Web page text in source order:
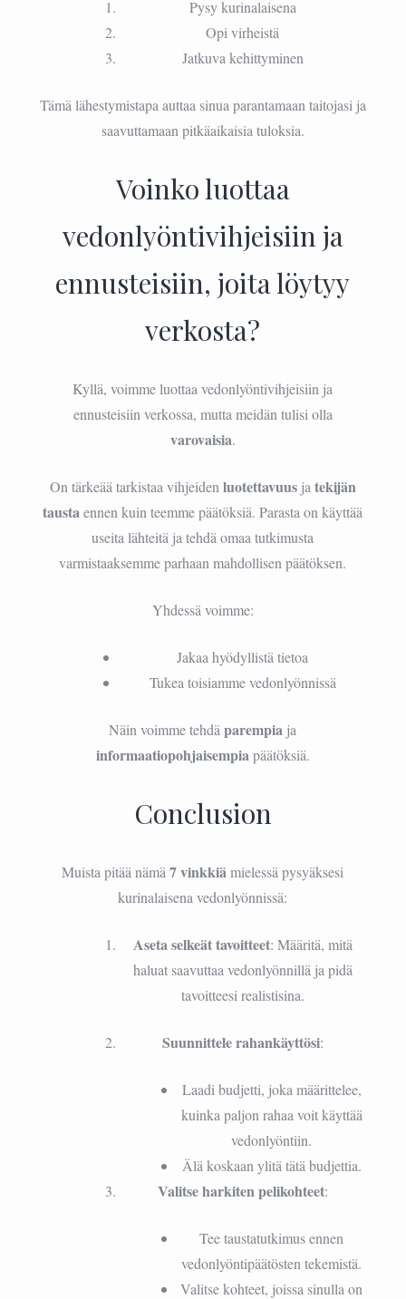
Pysy kurinalaisena
Opi virheistä
Jatkuva kehittyminen
Tämä lähestymistapa auttaa sinua parantamaan taitojasi ja
saavuttamaan pitkäaikaisia tuloksia.
Voinko luottaa
vedonlyöntivihjeisiin ja
ennusteisiin, joita löytyy
verkosta?
Kyllä, voimme luottaa vedonlyöntivihjeisiin ja
ennusteisiin verkossa, mutta meidän tulisi olla
varovaisia.
On tärkeää tarkistaa vihjeiden luotettavuusja tekijän
taustaennen kuin teemme päätöksiä. Parasta on käyttää
useita lähteitä ja tehdä omaa tutkimusta
varmistaaksemme parhaan mahdollisen päätöksen.
Yhdessä voimme:
Jakaa hyödyllistä tietoa
Tukea toisiamme vedonlyönnissä
Näin voimme tehdäparempia ja
informaatiopohjaisempiapäätöksiä.
Conclusion
Muista pitää nämä7 vinkkiämielessä pysyäksesi
kurinalaisena vedonlyönnissä:
Aseta selkeät tavoitteet: Määritä, mitä
haluat saavuttaa vedonlyönnillä ja pidä
tavoitteesi realistisina.
Suunnittele rahankäyttösi:
Laadi budjetti, joka määrittelee,
kuinka paljon rahaa voit käyttää
vedonlyöntiin.
Älä koskaan ylitä tätä budjettia.
Valitse harkiten pelikohteet:
Tee taustatutkimus ennen
vedonlyöntipäätösten tekemistä.
Valitse kohteet, joissa sinulla on